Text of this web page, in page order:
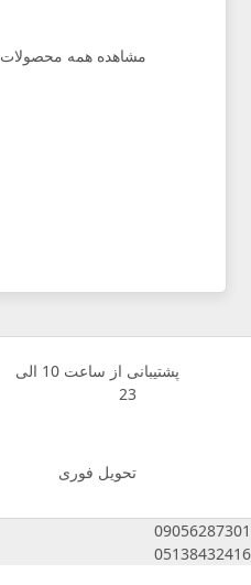
مشاهده همه محصولات
پشتیبانی از ساعت 10 الی
23
تحویل فوری
09056287301
05138432416